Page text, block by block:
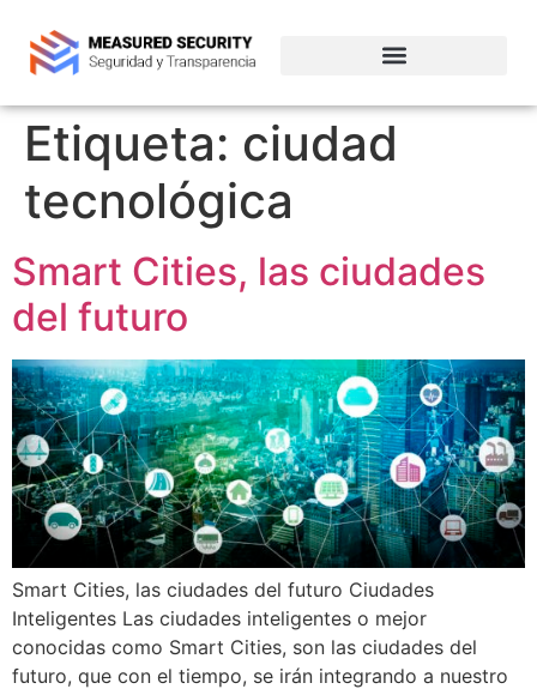
Etiqueta: ciudad
tecnológica
Smart Cities, las ciudades
del futuro
Smart Cities, las ciudades del futuro Ciudades
Inteligentes Las ciudades inteligentes o mejor
conocidas como Smart Cities, son las ciudades del
futuro, que con el tiempo, se irán integrando a nuestro